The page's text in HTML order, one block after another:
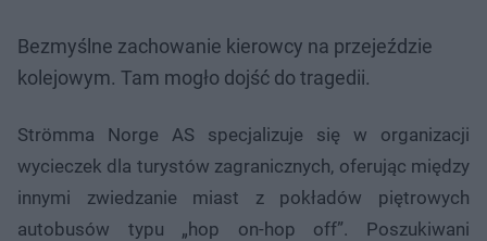
Bezmyślne zachowanie kierowcy na przejeździe
kolejowym. Tam mogło dojść do tragedii.
Strömma Norge AS specjalizuje się w organizacji
wycieczek dla turystów zagranicznych, oferując między
innymi zwiedzanie miast z pokładów piętrowych
autobusów typu „hop on-hop off”. Poszukiwani